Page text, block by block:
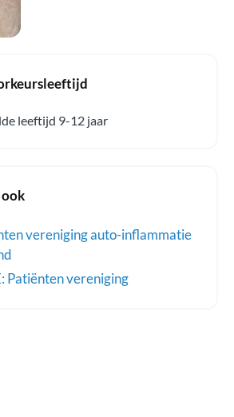
leeftijd 9-12 jaar
vereniging auto-inflammatie
Patiënten vereniging